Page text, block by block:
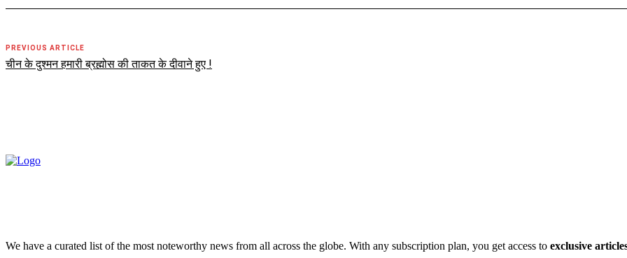
PREVIOUS ARTICLE
चीन के दुश्मन हमारी ब्रह्मोस की ताकत के दीवाने हुए !
We have a curated list of the most noteworthy news from all across the globe. With any subscription plan, you get access to exclusive